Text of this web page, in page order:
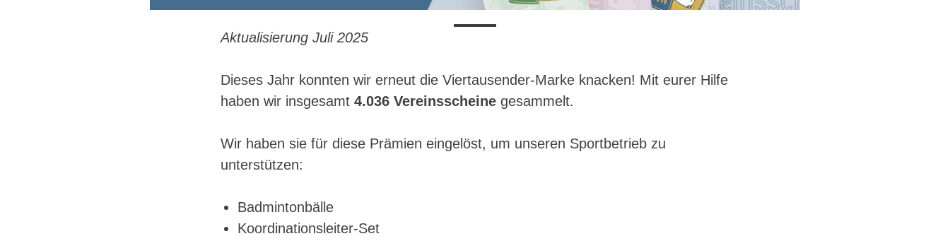
Aktualisierung Juli 2025
Dieses Jahr konnten wir erneut die Viertausender-Marke knacken! Mit eurer Hilfe
haben wir insgesamt 4.036 Vereinsscheine gesammelt.
Wir haben sie für diese Prämien eingelöst, um unseren Sportbetrieb zu
unterstützen:
Badmintonbälle
Koordinationsleiter-Set